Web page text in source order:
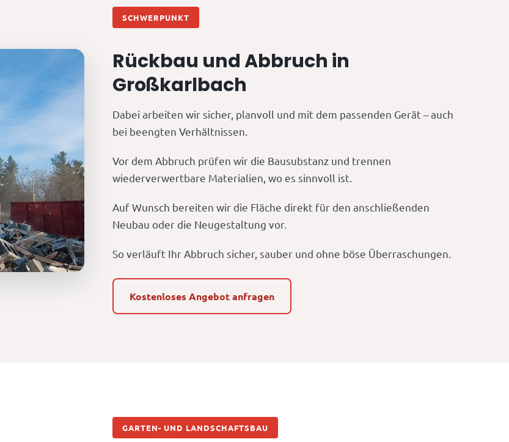
SCHWERPUNKT
Rückbau und Abbruch in
Großkarlbach
Dabei arbeiten wir sicher, planvoll und mit dem passenden Gerät – auch
bei beengten Verhältnissen.
Vor dem Abbruch prüfen wir die Bausubstanz und trennen
wiederverwertbare Materialien, wo es sinnvoll ist.
Auf Wunsch bereiten wir die Fläche direkt für den anschließenden
Neubau oder die Neugestaltung vor.
So verläuft Ihr Abbruch sicher, sauber und ohne böse Überraschungen.
Kostenloses Angebot anfragen
GARTEN- UND LANDSCHAFTSBAU